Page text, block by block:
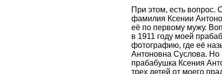
При этом, есть вопрос.
фамилия Ксении
её по первому мужу.
в 1911 году моей
фотографию, где её
Антоновна Суслова. Но
прабабушка Ксения
трех детей от моего